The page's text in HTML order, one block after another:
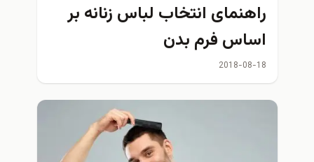
انتخاب لباس زنانه بر
فرم بدن